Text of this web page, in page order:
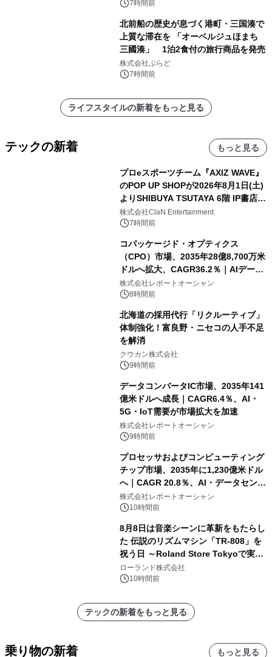
7時間前
北前船の歴史が息づく港町・三国湊で
上質な滞在を 「オーベルジュほまち
三國湊」 1泊2食付の旅行商品を発売
株式会社ぷらど
7時間前
ライフスタイルの新着をもっと見る
テックの新着 もっと見る
プロeスポーツチーム『AXIZ WAVE』
のPOP UP SHOPが2026年8月1日(土)
よりSHIBUYA TSUTAYA 6階 IP書店で
開催決定！！
株式会社ClaN Entertainment
7時間前
コパッケージド・オプティクス
（CPO）市場、2035年28億8,700万米
ドルへ拡大、CAGR36.2％｜AIデータ
センター・高速光通信需要が成長を加
速
株式会社レポートオーシャン
8時間前
北海道の採用代行「リクルーティブ」
体制強化！富良野・ニセコの人手不足
を解消
クウカン株式会社
9時間前
データコンバータIC市場、2035年141
億米ドルへ成長｜CAGR6.4％、AI・
5G・IoT需要が市場拡大を加速
株式会社レポートオーシャン
9時間前
プロセッサおよびコンピューティング
チップ市場、2035年に1,230億米ドル
へ｜CAGR 20.8％、AI・データセンタ
ー需要が成長を牽引
株式会社レポートオーシャン
10時間前
8月8日は音楽シーンに革新をもたらし
た 伝説のリズムマシン「TR-808」を
祝う日 ～Roland Store Tokyoで実機
を展示しての 記念キャンペーンを開
催 英国ラジオ「NTS」の 特別プログ
アーティストを フィーチャーしたアニ
メーションを公開～
ローランド株式会社
10時間前
テックの新着をもっと見る
乗り物の新着 もっと見る